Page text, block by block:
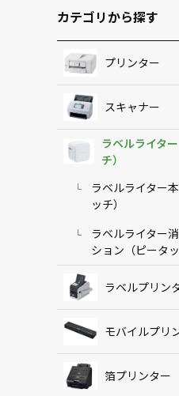
カテゴリから探す
プリンター
スキャナー
ラベルライタ
チ）
ラベルライター
ッチ）
ラベルライター
ション（ピータッ
ラベルプリン
モバイルプリ
箔プリンター